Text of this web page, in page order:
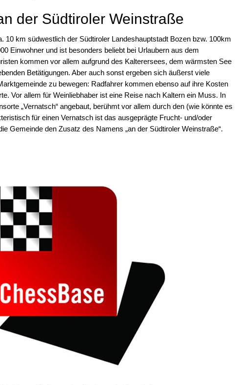
der Südtiroler Weinstraße
10 km südwestlich der Südtiroler Landeshauptstadt Bozen bzw. 100km
Einwohner und ist besonders beliebt bei Urlaubern aus dem
kommen vor allem aufgrund des Kalterersees, dem wärmsten See
Betätigungen. Aber auch sonst ergeben sich äußerst viele
zu bewegen: Radfahrer kommen ebenso auf ihre Kosten
Vor allem für Weinliebhaber ist eine Reise nach Kaltern ein Muss. In
„Vernatsch“ angebaut, berühmt vor allem durch den (wie könnte es
für einen Vernatsch ist das ausgeprägte Frucht- und/oder
Gemeinde den Zusatz des Namens „an der Südtiroler Weinstraße“.